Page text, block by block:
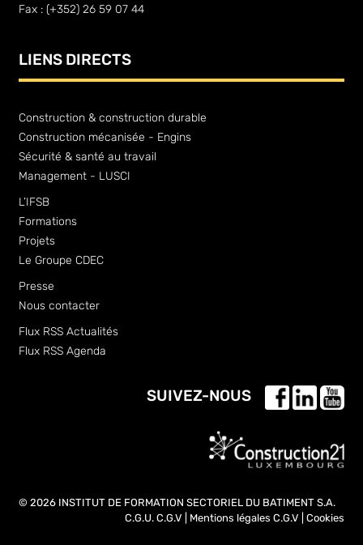
Fax : (+352) 26 59 07 44
LIENS DIRECTS
Construction & construction durable
Construction mécanisée - Engins
Sécurité & santé au travail
Management - LUSCI
L’IFSB
Formations
Projets
Le Groupe CDEC
Presse
Nous contacter
Flux RSS Actualités
Flux RSS Agenda
SUIVEZ-NOUS
© 2026 INSTITUT DE FORMATION SECTORIEL DU BATIMENT S.A.
C.G.U. C.G.V Mentions légales C.G.V Cookies